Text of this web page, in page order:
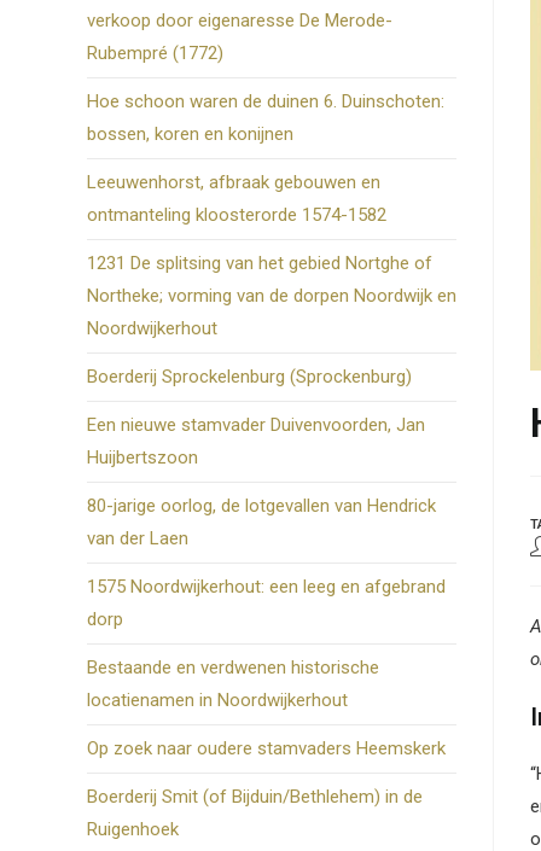
verkoop door eigenaresse De Merode-
Rubempré (1772)
Hoe schoon waren de duinen 6. Duinschoten:
bossen, koren en konijnen
Leeuwenhorst, afbraak gebouwen en
ontmanteling kloosterorde 1574-1582
1231 De splitsing van het gebied Nortghe of
Northeke; vorming van de dorpen Noordwijk en
Noordwijkerhout
Boerderij Sprockelenburg (Sprockenburg)
Een nieuwe stamvader Duivenvoorden, Jan
Huijbertszoon
80-jarige oorlog, de lotgevallen van Hendrick
van der Laen
1575 Noordwijkerhout: een leeg en afgebrand
dorp
Bestaande en verdwenen historische
locatienamen in Noordwijkerhout
Op zoek naar oudere stamvaders Heemskerk
Boerderij Smit (of Bijduin/Bethlehem) in de
Ruigenhoek